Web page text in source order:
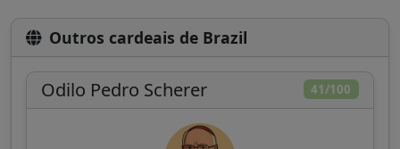
Outros cardeais de Brazil
41/100
Odilo Pedro Scherer